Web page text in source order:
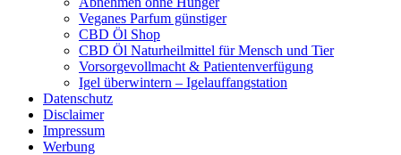
Veganes Parfum günstiger
CBD Öl Shop
CBD Öl Naturheilmittel für Mensch und Tier
Vorsorgevollmacht & Patientenverfügung
Igel überwintern – Igelauffangstation
Datenschutz
Disclaimer
Impressum
Werbung